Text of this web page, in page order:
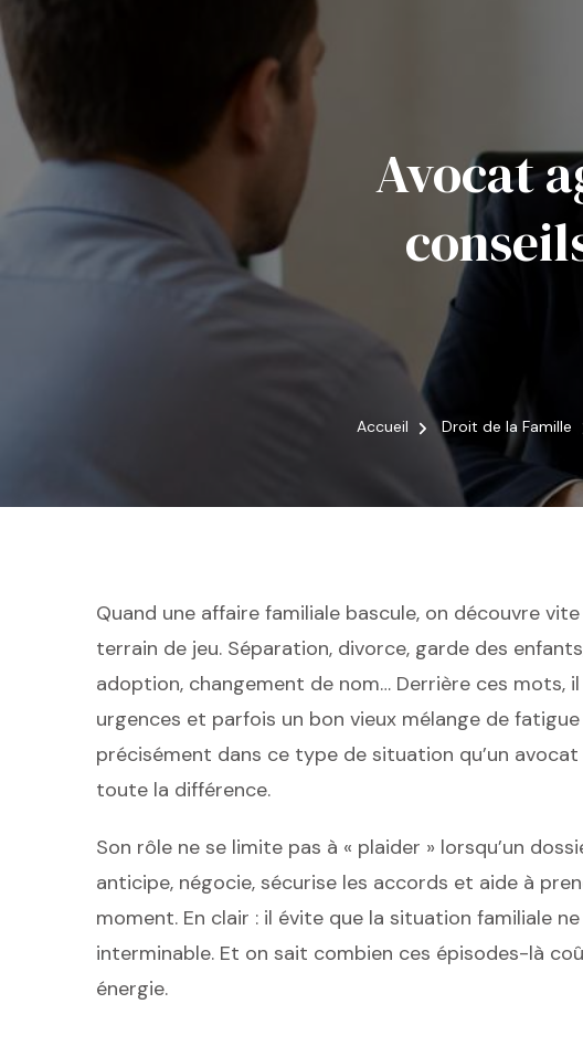
Avocat
Accueil Droit de la Famille
Quand une affaire familiale bascule, on découvre
terrain de jeu. Séparation, divorce, garde des
adoption, changement de nom… Derrière ces mots,
urgences et parfois un bon vieux mélange de fatigue
précisément dans ce type de situation qu’un
toute la différence.
Son rôle ne se limite pas à « plaider » lorsqu’un
anticipe, négocie, sécurise les accords et aide à
moment. En clair : il évite que la situation familiale
interminable. Et on sait combien ces épisodes-là
énergie.